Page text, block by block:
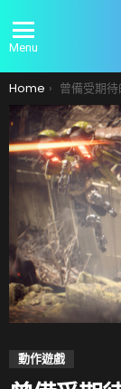
Menu
You are here:
Home 曾備受期待的3A大作 《冒險
動作遊戲